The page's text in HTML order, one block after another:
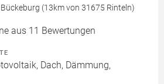
(13km von 31675 Rinteln)
aus 11 Bewertungen
Dach, Dämmung,